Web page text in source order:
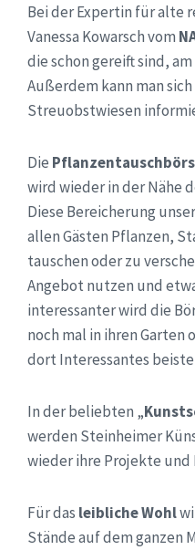
Bei der Expertin für alte
Vanessa Kowarsch vom
die schon gereift sind,
Außerdem kann man
Streuobstwiesen
Die
wird wieder in der Nähe
Diese Bereicherung
allen Gästen Pflanzen,
tauschen oder zu
Angebot nutzen und
interessanter wird die
noch mal in ihren Garten
dort Interessantes
In der beliebten „
werden Steinheimer
wieder ihre Projekte
Für das leibliche Wohl
Stände auf dem ganzen